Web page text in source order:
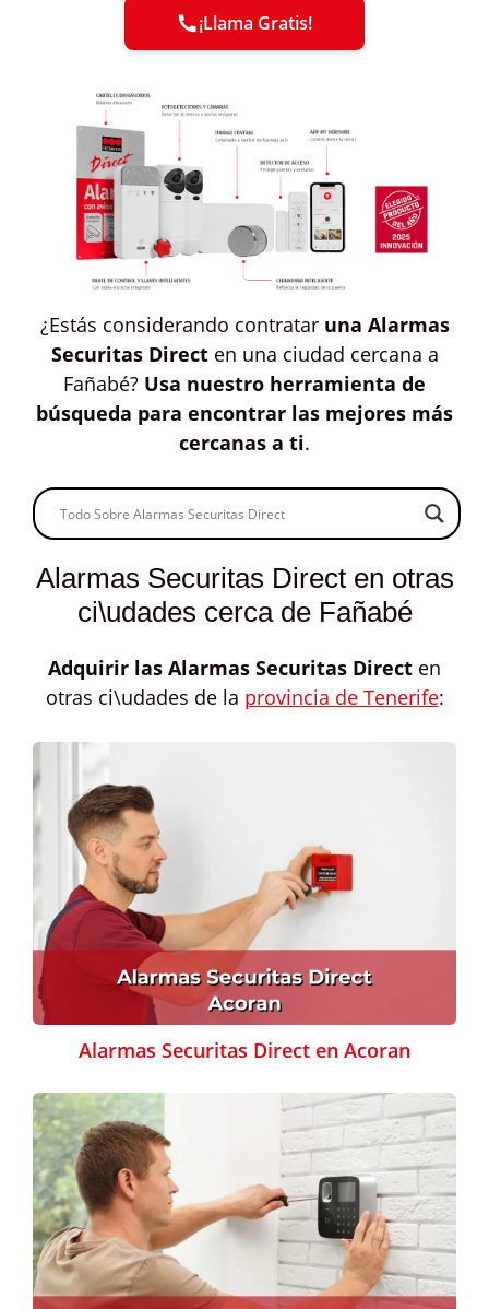
¡Llama Gratis!
¿Estás considerando contratar una Alarmas
Securitas Directen una ciudad cercana a
Fañabé? Usa nuestro herramienta de
búsqueda para encontrar las mejores más
cercanas a ti.
Alarmas Securitas Direct en otras
ci\udades cerca de Fañabé
Adquirir las Alarmas Securitas Direct en
otras ci\udades de la provincia de Tenerife:
Alarmas Securitas Direct en Acoran